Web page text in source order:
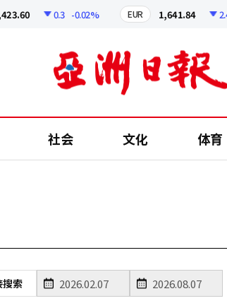
0.3 -0.02% EUR 1,641.84 2.48
社会 文化 体育
搜索